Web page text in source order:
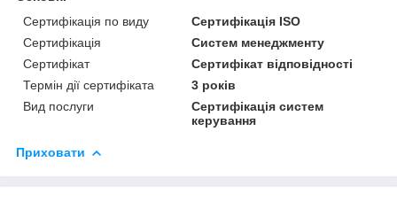
Сертифікація по виду
Сертифікація ISO
Сертифікація
Систем менеджменту
Сертифікат
Сертифікат відповідності
Термін дії сертифіката
3 років
Вид послуги
Сертифікація систем
керування
Приховати